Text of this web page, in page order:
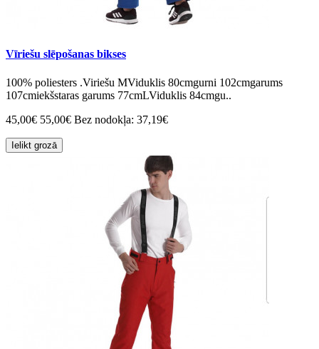
Vīriešu slēpošanas bikses
100% poliesters .Viriešu MViduklis 80cmgurni 102cmgarums
107cmiekšstaras garums 77cmLViduklis 84cmgu..
45,00€ 55,00€ Bez nodokļa: 37,19€
Ielikt grozā